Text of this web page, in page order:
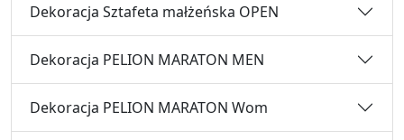
Dekoracja Sztafeta małżeńska OPEN
Dekoracja PELION MARATON MEN
Dekoracja PELION MARATON Wom